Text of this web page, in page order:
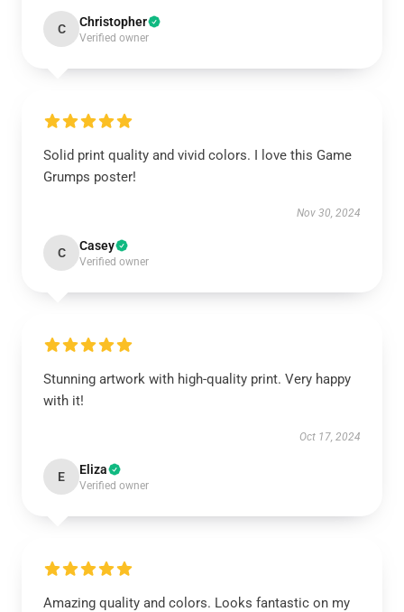
C Christopher
Verified owner
Solid print quality and vivid colors. I love this Game
Grumps poster!
Nov 30, 2024
C Casey
Verified owner
Stunning artwork with high-quality print. Very happy
with it!
Oct 17, 2024
E Eliza
Verified owner
Amazing quality and colors. Looks fantastic on my